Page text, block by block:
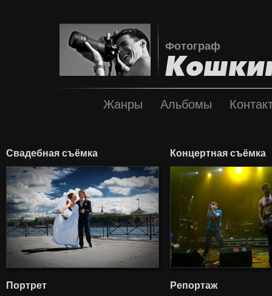
Фотограф
Жанры Альбомы
Свадебная съёмка Концертная съёмка
Портрет Репортаж